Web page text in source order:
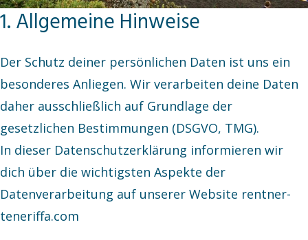
1. Allgemeine Hinweise
Der Schutz deiner persönlichen Daten ist uns ein
besonderes Anliegen. Wir verarbeiten deine Daten
daher ausschließlich auf Grundlage der
gesetzlichen Bestimmungen (DSGVO, TMG).
In dieser Datenschutzerklärung informieren wir
dich über die wichtigsten Aspekte der
Datenverarbeitung auf unserer Website rentner-
teneriffa.com